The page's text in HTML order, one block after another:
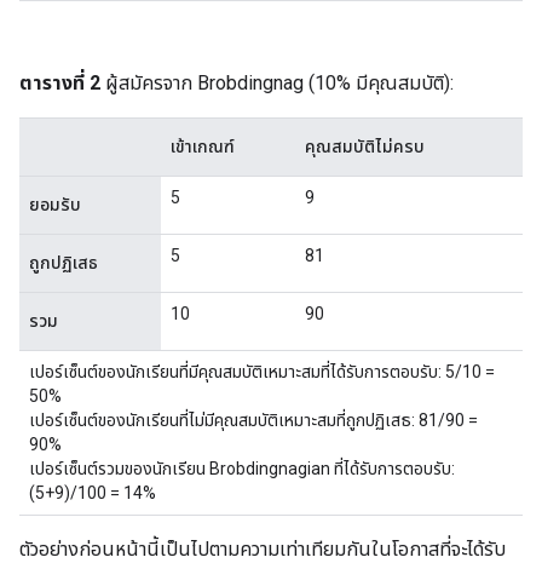
ตารางที่ 2 ผู้สมัครจาก Brobdingnag (10% มีคุณสมบัติ):
เข้าเกณฑ์ คุณสมบัติไม่ครบ
ยอมรับ 5 9
ถูกปฏิเสธ 5 81
รวม 10 90
เปอร์เซ็นต์ของนักเรียนที่มีคุณสมบัติเหมาะสมที่ได้รับการตอบรับ: 5/10 =
50%
เปอร์เซ็นต์ของนักเรียนที่ไม่มีคุณสมบัติเหมาะสมที่ถูกปฏิเสธ: 81/90 =
90%
เปอร์เซ็นต์รวมของนักเรียน Brobdingnagian ที่ได้รับการตอบรับ:
(5+9)/100 = 14%
ตัวอย่างก่อนหน้านี้เป็นไปตามความเท่าเทียมกันในโอกาสที่จะได้รับ